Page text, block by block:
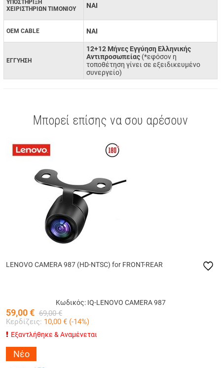
ΥΠΟΣΤΗΡΙΞΗ
ΧΕΙΡΙΣΤΗΡΙΩΝ ΤΙΜΟΝΙΟΥ
ΝΑΙ
OEM CABLE ΝΑΙ
ΕΓΓΥΗΣΗ
12+12 Μήνες Εγγύηση Ελληνικής
Αντιπροσωπείας (*εφόσον η
τοποθέτηση γίνει σε εξειδικευμένο
συνεργείο)
Μπορεί επίσης να σου αρέσουν
LENOVO CAMERA 987 (HD-NTSC) for FRONT-REAR
Κωδικός: IQ-LENOVO CAMERA 987
59,00€ 69,00 €
Κερδίζεις: 10,00 € (-14%)
Εξαντλήθηκε & Αναμένεται
Νέο